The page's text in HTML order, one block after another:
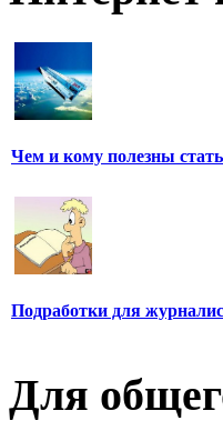
Чем и кому полезны
Подработки для
Для